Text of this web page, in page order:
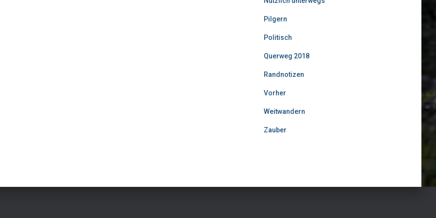
Pilgern
Politisch
Querweg 2018
Randnotizen
Vorher
Weitwandern
Zauber